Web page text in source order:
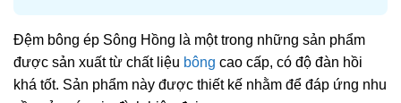
Đệm bông ép Sông Hồng là một trong những sản phẩm
được sản xuất từ ​​chất liệu bông cao cấp, có độ đàn hồi
khá tốt. Sản phẩm này được thiết kế nhằm để đáp ứng nhu